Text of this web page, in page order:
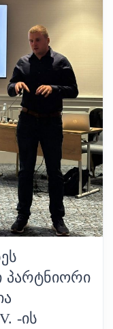
ᲞᲐᲠᲢᲜᲘᲝᲠᲘ
-ᲘᲡ